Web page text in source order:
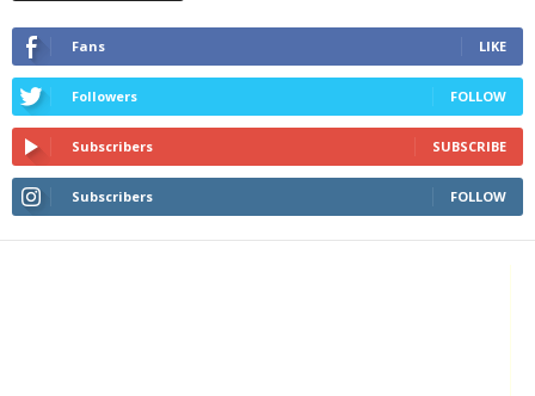
Fans LIKE
Followers FOLLOW
Subscribers SUBSCRIBE
Subscribers FOLLOW